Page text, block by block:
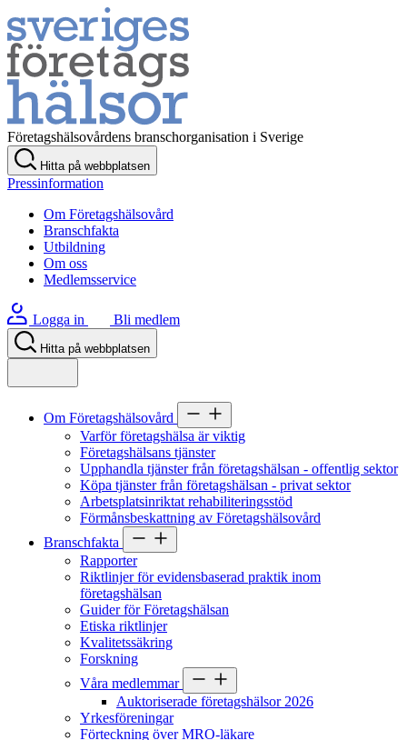
Företagshälsovårdens branschorganisation i Sverige
Hitta på webbplatsen
Pressinformation
Om Företagshälsovård
Branschfakta
Utbildning
Om oss
Medlemsservice
Logga in Bli medlem
Hitta på webbplatsen
Om Företagshälsovård
Varför företagshälsa är viktig
Företagshälsans tjänster
Upphandla tjänster från företagshälsan - offentlig sektor
Köpa tjänster från företagshälsan - privat sektor
Arbetsplatsinriktat rehabiliteringsstöd
Förmånsbeskattning av Företagshälsovård
Branschfakta
Rapporter
Riktlinjer för evidensbaserad praktik inom
företagshälsan
Guider för Företagshälsan
Etiska riktlinjer
Kvalitetssäkring
Forskning
Våra medlemmar
Auktoriserade företagshälsor 2026
Yrkesföreningar
Förteckning över MRO-läkare